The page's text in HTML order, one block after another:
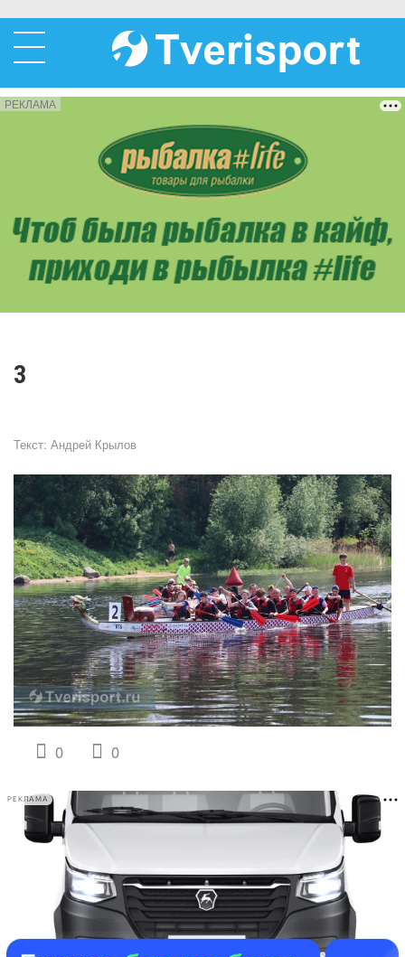
РЕКЛАМА
3
Текст: Андрей Крылов
0 0
РЕКЛАМА